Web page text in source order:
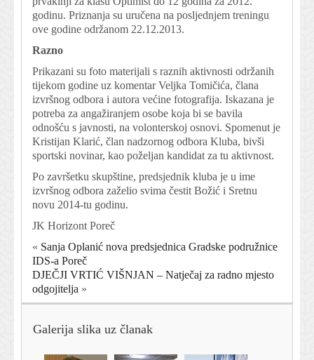
godinu. Priznanja su uručena na posljednjem treningu
ove godine održanom 22.12.2013.
Razno
Prikazani su foto materijali s raznih aktivnosti održanih
tijekom godine uz komentar Veljka Tomičića, člana
izvršnog odbora i autora većine fotografija. Iskazana je
potreba za angažiranjem osobe koja bi se bavila
odnošću s javnosti, na volonterskoj osnovi. Spomenut je
Kristijan Klarić, član nadzornog odbora Kluba, bivši
sportski novinar, kao poželjan kandidat za tu aktivnost.
Po završetku skupštine, predsjednik kluba je u ime
izvršnog odbora zaželio svima čestit Božić i Sretnu
novu 2014-tu godinu.
JK Horizont Poreč
« Sanja Oplanić nova predsjednica Gradske podružnice
IDS-a Poreč
DJEČJI VRTIĆ VIŠNJAN – Natječaj za radno mjesto
odgojitelja »
Galerija slika uz članak